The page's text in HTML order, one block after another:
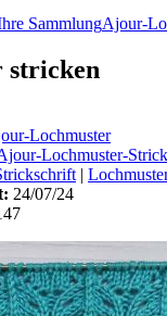
SammlungAjour-
stricken
Lochmuster
Lochmuster-
|
24/07/24